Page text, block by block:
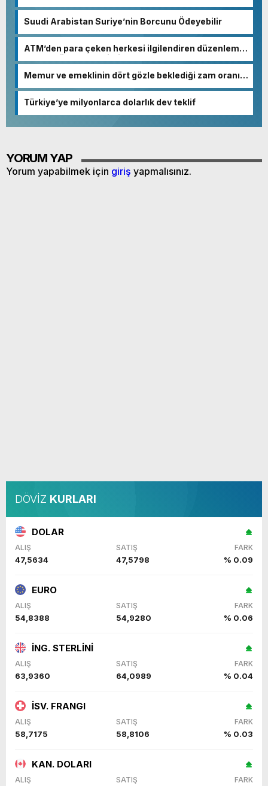
Suudi Arabistan Suriye’nin Borcunu Ödeyebilir
ATM’den para çeken herkesi ilgilendiren düzenleme!
Sayılar tümden değişti
Memur ve emeklinin dört gözle beklediği zam oranı
Türkiye’ye milyonlarca dolarlık dev teklif
YORUM YAP
Yorum yapabilmek için giriş yapmalısınız.
DÖVİZ KURLARI
DOLAR
ALIŞ SATIŞ FARK
47,5634 47,5798 % 0.09
EURO
ALIŞ SATIŞ FARK
54,8388 54,9280 % 0.06
İNG. STERLİNİ
ALIŞ SATIŞ FARK
63,9360 64,0989 % 0.04
İSV. FRANGI
ALIŞ SATIŞ FARK
58,7175 58,8106 % 0.03
KAN. DOLARI
ALIŞ SATIŞ FARK